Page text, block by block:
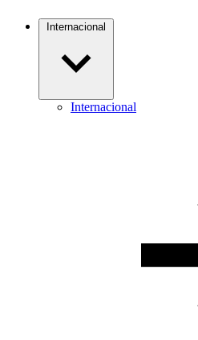
Internacional
Internacional